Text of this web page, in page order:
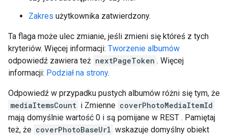
Zakres użytkownika zatwierdzony.
Ta flaga może ulec zmianie, jeśli zmieni się któreś z tych
kryteriów. Więcej informacji: Tworzenie albumów
odpowiedź zawiera też nextPageToken . Więcej
informacji: Podział na strony.
Odpowiedź w przypadku pustych albumów różni się tym, że
mediaItemsCount i Zmienne coverPhotoMediaItemId
mają domyślnie wartość 0 i są pomijane w REST . Pamiętaj
też, że coverPhotoBaseUrl wskazuje domyślny obiekt